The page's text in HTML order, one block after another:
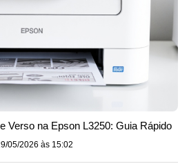
Verso na Epson L3250: Guia Rápido
05/2026 às 15:02